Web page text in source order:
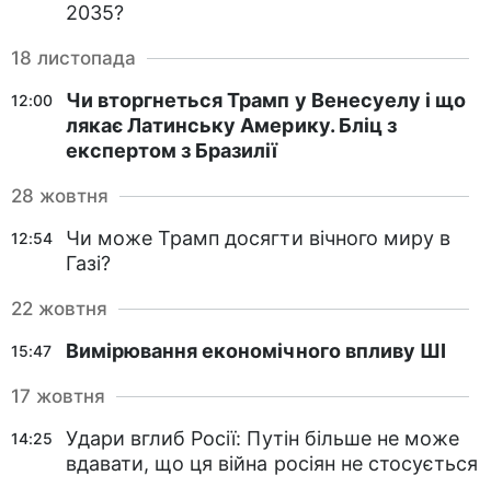
2035?
18 листопада
12:00
Чи вторгнеться Трамп у Венесуелу і що
лякає Латинську Америку. Бліц з
експертом з Бразилії
28 жовтня
12:54
Чи може Трамп досягти вічного миру в
Газі?
22 жовтня
15:47 Вимірювання економічного впливу ШІ
17 жовтня
14:25
Удари вглиб Росії: Путін більше не може
вдавати, що ця війна росіян не стосується